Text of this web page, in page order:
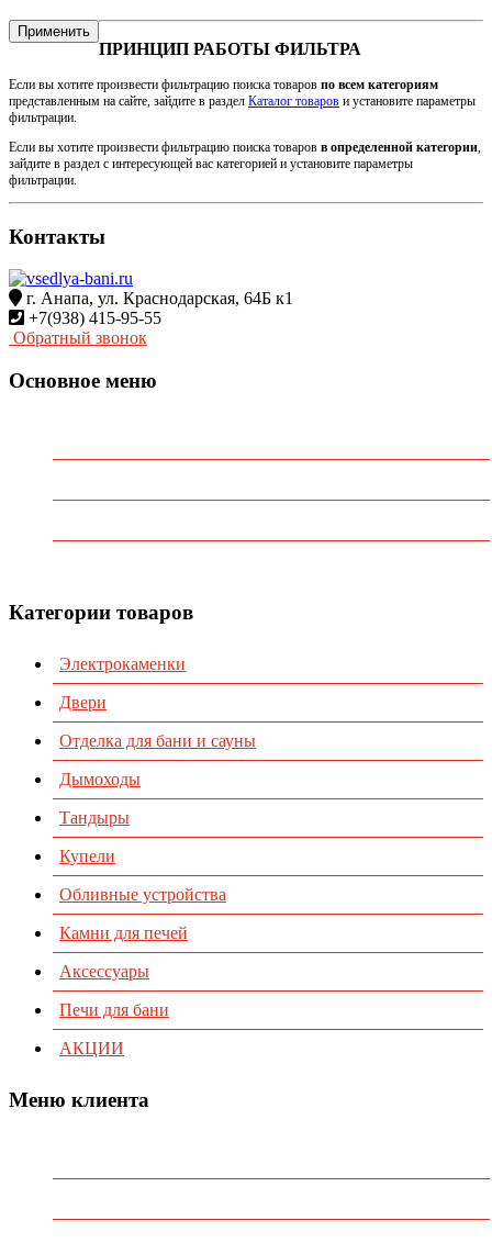
Применить
ПРИНЦИП РАБОТЫ ФИЛЬТРА
Если вы хотите произвести фильтрацию поиска товаров по всем категориям
представленным на сайте, зайдите в раздел Каталог товаров и установите параметры
фильтрации.
Если вы хотите произвести фильтрацию поиска товаров в определенной категории,
зайдите в раздел с интересующей вас категорией и установите параметры
фильтрации.
Контакты
г. Анапа, ул. Краснодарская, 64Б к1
+7(938) 415-95-55
Обратный звонок
Основное меню
Категории товаров
Электрокаменки
Двери
Отделка для бани и сауны
Дымоходы
Тандыры
Купели
Обливные устройства
Камни для печей
Аксессуары
Печи для бани
АКЦИИ
Меню клиента